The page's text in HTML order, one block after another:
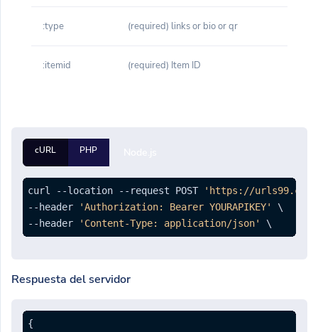
:type (required) links or bio or qr
:itemid (required) Item ID
cURL PHP
curl --location --request POST
'https://
--header
'Authorization: Bearer YOURAPIKEY'
\
--header
'Content-Type: application/json'
Respuesta del servidor
{